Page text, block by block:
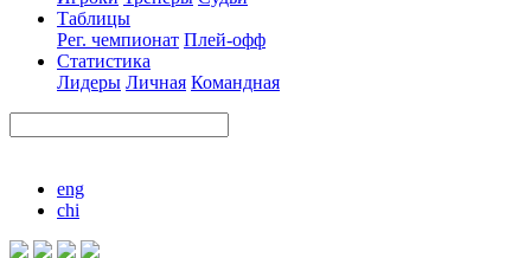
Таблицы
Рег. чемпионат Плей-офф
Статистика
Лидеры Личная Командная
eng
chi